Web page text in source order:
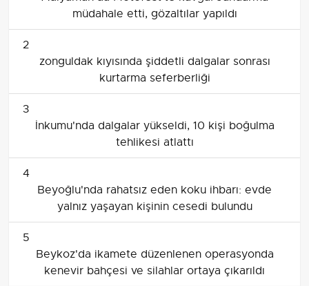
müdahale etti, gözaltılar yapıldı
2
zonguldak kıyısında şiddetli dalgalar sonrası
kurtarma seferberliği
3
İnkumu'nda dalgalar yükseldi, 10 kişi boğulma
tehlikesi atlattı
4
Beyoğlu'nda rahatsız eden koku ihbarı: evde
yalnız yaşayan kişinin cesedi bulundu
5
Beykoz'da ikamete düzenlenen operasyonda
kenevir bahçesi ve silahlar ortaya çıkarıldı